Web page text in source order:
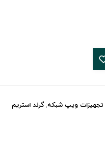
تجهیزات ویپ شبکه, گرند استریم